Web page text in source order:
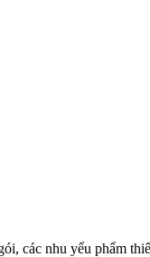
các nhu yếu phẩm